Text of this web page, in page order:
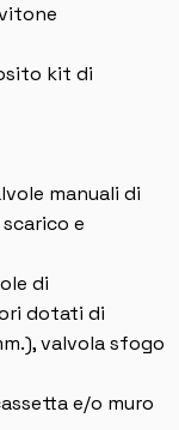
kit di
manuali di
e
di
dotati di
valvola sfogo
e/o muro